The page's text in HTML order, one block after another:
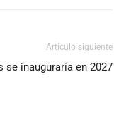
Artículo siguiente
se inauguraría en 2027